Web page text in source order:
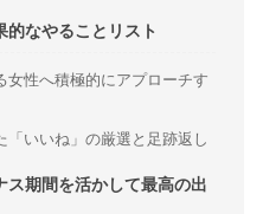
的なやることリスト
女性へ積極的にアプローチす
いいね」の厳選と足跡返し
ス期間を活かして最高の出